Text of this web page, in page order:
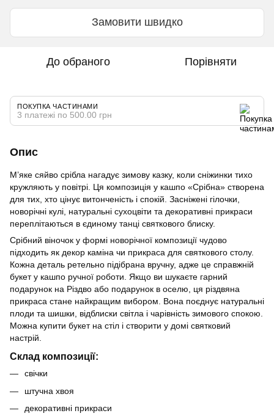
Замовити швидко
До обраного Порівняти
ПОКУПКА ЧАСТИНАМИ
3 платежі по 500.00 грн
Опис
М’яке сяйво срібла нагадує зимову казку, коли сніжинки тихо
кружляють у повітрі. Ця композиція у кашпо «Срібна» створена
для тих, хто цінує витонченість і спокій. Засніжені гілочки,
новорічні кулі, натуральні сухоцвіти та декоративні прикраси
переплітаються в єдиному танці святкового блиску.
Срібний віночок у формі новорічної композиції чудово
підходить як декор каміна чи прикраса для святкового столу.
Кожна деталь ретельно підібрана вручну, адже це справжній
букет у кашпо ручної роботи. Якщо ви шукаєте гарний
подарунок на Різдво або подарунок в оселю, ця різдвяна
прикраса стане найкращим вибором. Вона поєднує натуральні
плоди та шишки, відблиски світла і чарівність зимового спокою.
Можна купити букет на стіл і створити у домі святковий
настрій.
Склад композиції:
свічки
штучна хвоя
декоративні прикраси